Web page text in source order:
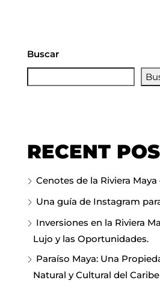
Buscar
RECENT
Cenotes de la Riviera Maya
Una guía de Instagram
Inversiones en la Riviera
Lujo y las Oportunidades.
Paraíso Maya: Una
Natural y Cultural del